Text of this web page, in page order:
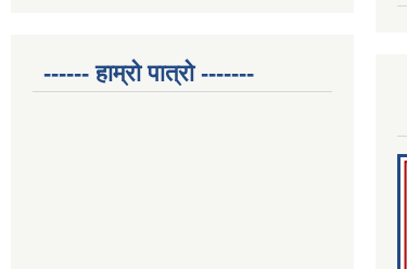
------ हाम्रो पात्रो -------